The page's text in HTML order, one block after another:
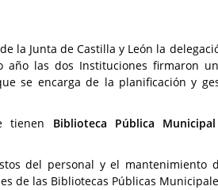
la Junta de Castilla y León la
las dos Instituciones firmaron
se encarga de la planificación y
tienen Biblioteca Pública Municipal
del personal y el mantenimiento
de las Bibliotecas Públicas